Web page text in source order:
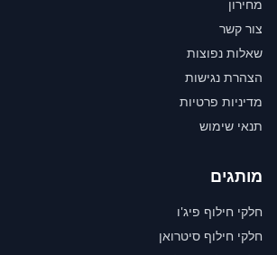
מחירון
צור קשר
שאלות נפוצות
הצהרת נגישות
מדיניות פרטיות
תנאי שימוש
מותגים
חלקי חילוף פיג'ו
חלקי חילוף סיטרואן